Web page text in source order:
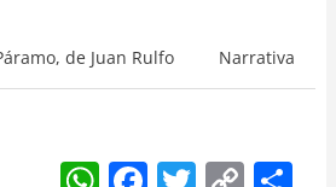
de Juan Rulfo Narrativa
W F T C S